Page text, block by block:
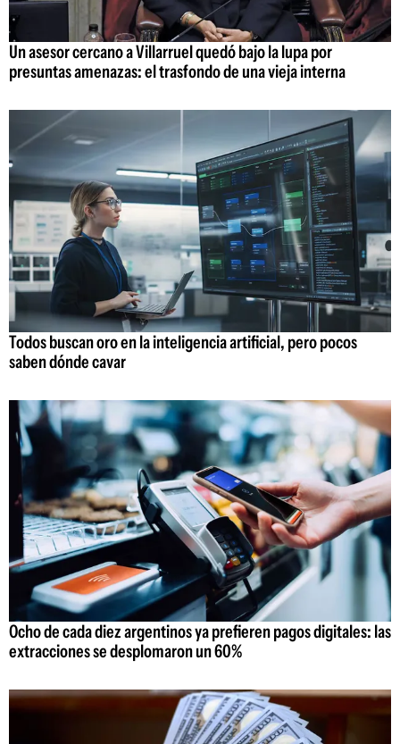
Un asesor cercano a Villarruel quedó bajo la lupa por
presuntas amenazas: el trasfondo de una vieja interna
Todos buscan oro en la inteligencia artificial, pero pocos
saben dónde cavar
Ocho de cada diez argentinos ya prefieren pagos digitales: las
extracciones se desplomaron un 60%